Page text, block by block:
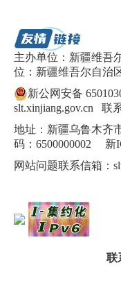
主办单位：新疆维吾
位：新疆维吾尔自治
新公网安备
slt.xinjiang.gov.cn 联
地址：新疆乌鲁木齐
码：6500000002
新
网站问题联系信箱：
联